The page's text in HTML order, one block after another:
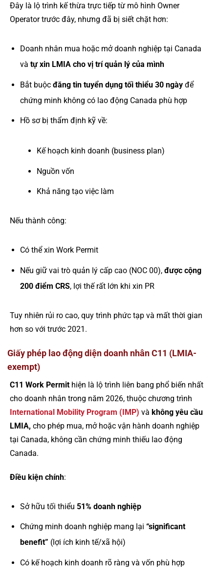
Đây là lộ trình kế thừa trực tiếp từ mô hình Owner
Operator trước đây, nhưng đã bị siết chặt hơn:
Doanh nhân mua hoặc mở doanh nghiệp tại Canada
và tự xin LMIA cho vị trí quản lý của mình
Bắt buộc đăng tin tuyển dụng tối thiểu 30 ngàyđể
chứng minh không có lao động Canada phù hợp
Hồ sơ bị thẩm định kỹ về:
Kế hoạch kinh doanh (business plan)
Nguồn vốn
Khả năng tạo việc làm
Nếu thành công:
Có thể xin Work Permit
Nếu giữ vai trò quản lý cấp cao (NOC 00), được cộng
200 điểm CRS, lợi thế rất lớn khi xin PR
Tuy nhiên rủi ro cao, quy trình phức tạp và mất thời gian
hơn so với trước 2021.
Giấy phép lao động diện doanh nhân C11 (LMIA-
exempt)
C11 Work Permit hiện là lộ trình liên bang phổ biến nhất
cho doanh nhân trong năm 2026, thuộc chương trình
International Mobility Program (IMP) và không yêu cầu
LMIA, cho phép mua, mở hoặc vận hành doanh nghiệp
tại Canada, không cần chứng minh thiếu lao động
Canada.
Điều kiện chính:
Sở hữu tối thiểu 51% doanh nghiệp
Chứng minh doanh nghiệp mang lại “significant
benefit” (lợi ích kinh tế/xã hội)
Có kế hoạch kinh doanh rõ ràng và vốn phù hợp